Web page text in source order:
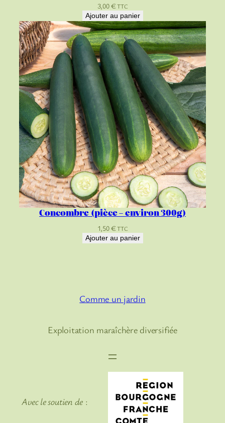
3,00€ TTC
Ajouter au panier
Concombre (pièce – environ 300g)
1,50€ TTC
Ajouter au panier
Comme un jardin
Exploitation maraîchère diversifiée
Avec le soutien de :